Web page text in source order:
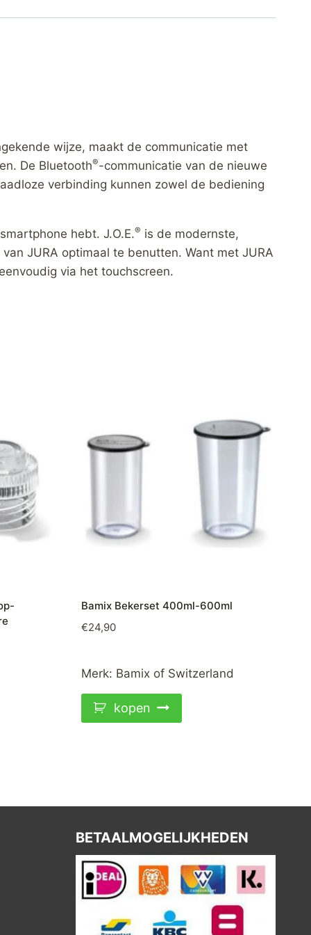
wijze, maakt de communicatie met
De Bluetooth®-communicatie van de nieuwe
verbinding kunnen zowel de bediening
hebt. J.O.E.® is de modernste,
JURA optimaal te benutten. Want met JURA
via het touchscreen.
Bamix Bekerset 400ml-600ml
€24,90
Merk: Bamix of Switzerland
kopen
BETAALMOGELIJKHEDEN